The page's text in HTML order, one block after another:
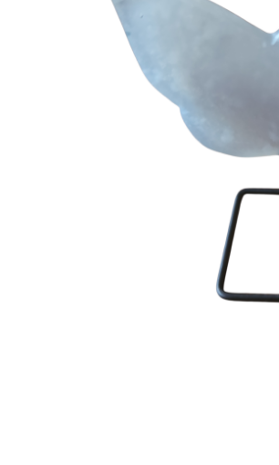
Hit enter to search or ESC to close